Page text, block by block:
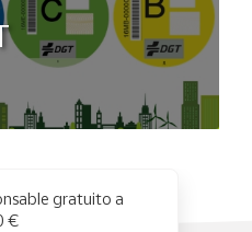
gratuito a
€